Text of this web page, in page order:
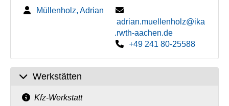
Müllenholz, Adrian
adrian.muellenholz@ika
.rwth-aachen.de
+49 241 80-25588
Werkstätten
Kfz-Werkstatt